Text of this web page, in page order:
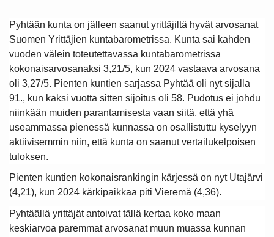
Pyhtään kunta on jälleen saanut yrittäjiltä hyvät arvosanat
Suomen Yrittäjien kuntabarometrissa. Kunta sai kahden
vuoden välein toteutettavassa kuntabarometrissa
kokonaisarvosanaksi 3,21/5, kun 2024 vastaava arvosana
oli 3,27/5. Pienten kuntien sarjassa Pyhtää oli nyt sijalla
91., kun kaksi vuotta sitten sijoitus oli 58. Pudotus ei johdu
niinkään muiden parantamisesta vaan siitä, että yhä
useammassa pienessä kunnassa on osallistuttu kyselyyn
aktiivisemmin niin, että kunta on saanut vertailukelpoisen
tuloksen.
Pienten kuntien kokonaisrankingin kärjessä on nyt Utajärvi
(4,21), kun 2024 kärkipaikkaa piti Vieremä (4,36).
Pyhtäällä yrittäjät antoivat tällä kertaa koko maan
keskiarvoa paremmat arvosanat muun muassa kunnan